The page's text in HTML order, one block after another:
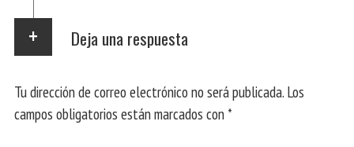
Deja una respuesta
Tu dirección de correo electrónico no será publicada. Los
campos obligatorios están marcados con *